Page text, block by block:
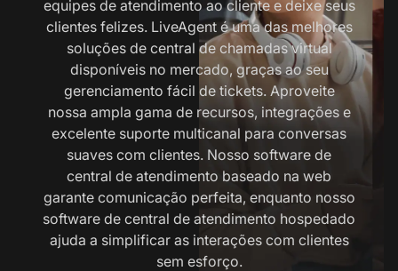
equipes de atendimento ao cliente e deixe seus
clientes felizes. LiveAgent é uma das melhores
soluções de central de chamadas virtual
disponíveis no mercado, graças ao seu
gerenciamento fácil de tickets. Aproveite
nossa ampla gama de recursos, integrações e
excelente suporte multicanal para conversas
suaves com clientes. Nosso software de
central de atendimento baseado na web
garante comunicação perfeita, enquanto nosso
software de central de atendimento hospedado
ajuda a simplificar as interações com clientes
sem esforço.